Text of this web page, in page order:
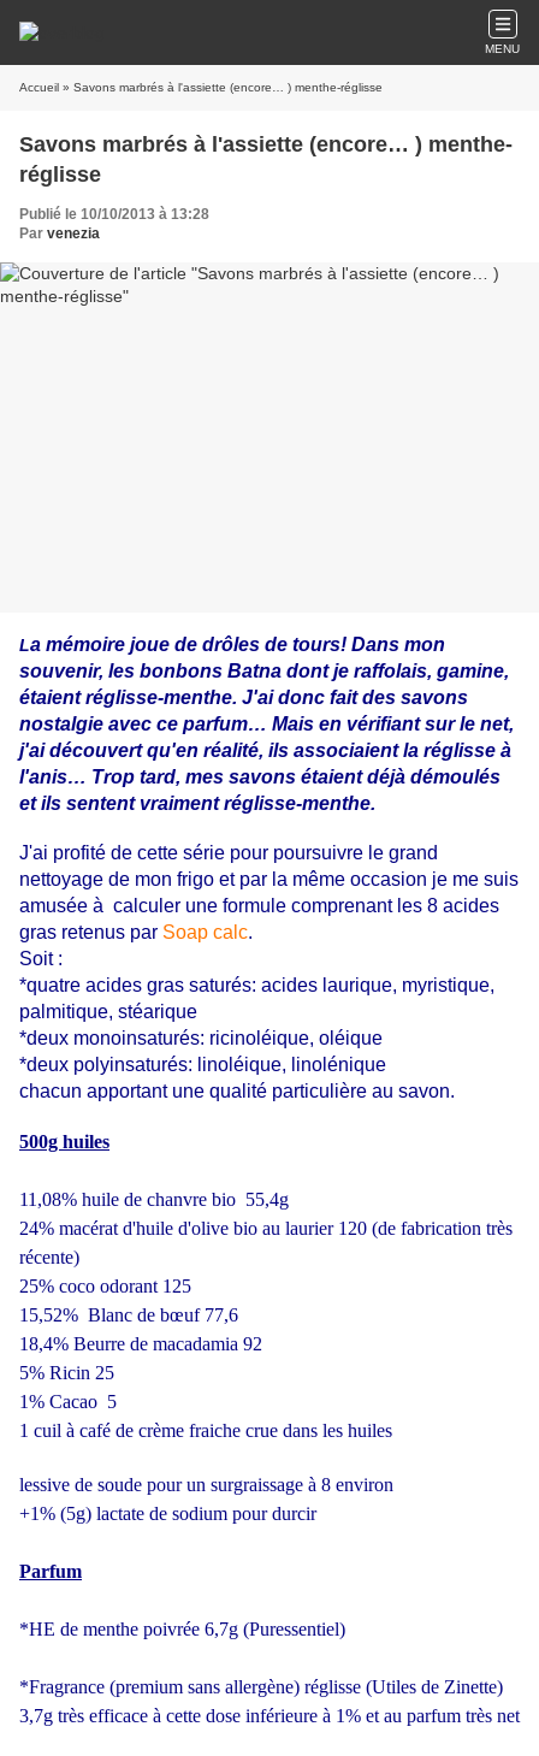
MENU
Accueil » Savons marbrés à l'assiette (encore… ) menthe-réglisse
Savons marbrés à l'assiette (encore… ) menthe-
réglisse
Publié le 10/10/2013 à 13:28
Par venezia
La mémoire joue de drôles de tours! Dans mon
souvenir, les bonbons Batna dont je raffolais, gamine,
étaient réglisse-menthe. J'ai donc fait des savons
nostalgie avec ce parfum… Mais en vérifiant sur le net,
j'ai découvert qu'en réalité, ils associaient la réglisse à
l'anis… Trop tard, mes savons étaient déjà démoulés
et ils sentent vraiment réglisse-menthe.
J'ai profité de cette série pour poursuivre le grand
nettoyage de mon frigo et par la même occasion je me suis
amusée à calculer une formule comprenant les 8 acides
gras retenus par Soap calc.
Soit :
*quatre acides gras saturés: acides laurique, myristique,
palmitique, stéarique
*deux monoinsaturés: ricinoléique, oléique
*deux polyinsaturés: linoléique, linolénique
chacun apportant une qualité particulière au savon.
500g huiles
11,08% huile de chanvre bio 55,4g
24% macérat d'huile d'olive bio au laurier 120 (de fabrication très
récente)
25% coco odorant 125
15,52% Blanc de bœuf 77,6
18,4% Beurre de macadamia 92
5% Ricin 25
1% Cacao 5
1 cuil à café de crème fraiche crue dans les huiles
lessive de soude pour un surgraissage à 8 environ
+1% (5g) lactate de sodium pour durcir
Parfum
*HE de menthe poivrée 6,7g (Puressentiel)
*Fragrance (premium sans allergène) réglisse (Utiles de Zinette)
3,7g très efficace à cette dose inférieure à 1% et au parfum très net